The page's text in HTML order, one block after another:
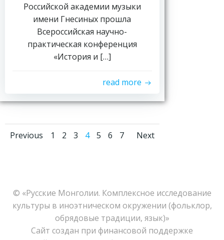
Российской академии музыки
имени Гнесиных прошла
Всероссийская научно-
практическая конференция
«История и […]
read more
Навигация
записям
Previous
Навигация
записям
Страница
1 Страница
2 Страница
3 Страница
4 Страница
5 Страница
6 Страница
7
записям
Next
© «Русские Монголии. Комплексное исследование
культуры в иноэтническом окружении (фольклор,
обрядовые традиции, язык)»
Сайт создан при финансовой поддержке